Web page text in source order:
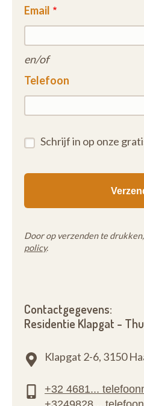
Email
en/of
Telefoon
Schrijf in op onze
Door op verzenden te
policy.
Contactgegevens:
Residentie Klapgat -
Klapgat 2-6, 3150